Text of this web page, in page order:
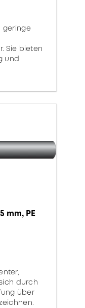
geringe
Sie bieten
und
mm, PE
durch
über